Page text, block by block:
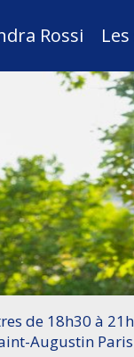
Rossi
de 18h30 à
Augustin